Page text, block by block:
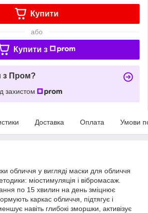
Купити
або
Купити з
з Пром?
захистом
Доставка Оплата Умови
обличчя у вигляді маски для обличчя
міостимуляція і вібромасаж.
по 15 хвилин на день зміцнює
каркас обличчя, підтягує і
навіть глибокі зморшки, активізує